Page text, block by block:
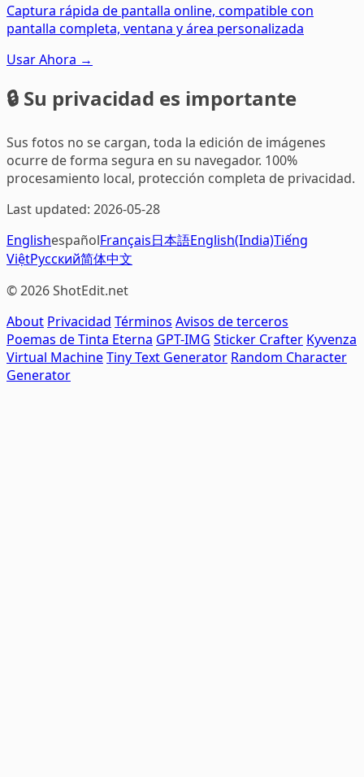
Captura rápida de pantalla online, compatible con
pantalla completa, ventana y área personalizada
Usar Ahora →
🔒 Su privacidad es importante
Sus fotos no se cargan, toda la edición de imágenes
ocurre de forma segura en su navegador. 100%
procesamiento local, protección completa de privacidad.
Last updated: 2026-05-28
EnglishespañolFrançais日本語English(India)Tiếng
ViệtРусский简体中文
© 2026 ShotEdit.net
About Privacidad Términos Avisos de terceros
Poemas de Tinta Eterna GPT-IMG Sticker Crafter Kyvenza
Virtual MachineTiny Text Generator Random Character
Generator